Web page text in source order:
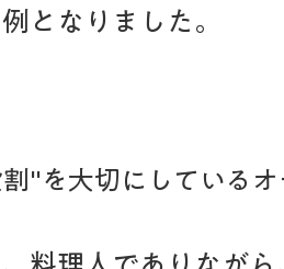
となりました。
"を大切にしているオ